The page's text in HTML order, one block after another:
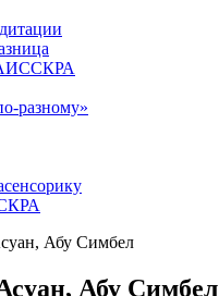
разному»
Абу Симбел
Абу Симбел